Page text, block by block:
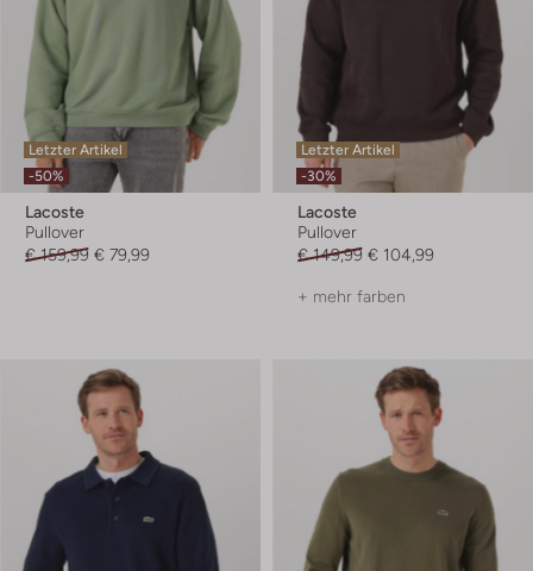
Letzter Artikel
-50%
Lacoste
Pullover
€ 159,99 € 79,99
Letzter Artikel
-30%
Lacoste
Pullover
€ 149,99 € 104,99
+ mehr farben